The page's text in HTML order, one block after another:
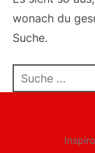
wonach du
Suche.
Suchen
nach: